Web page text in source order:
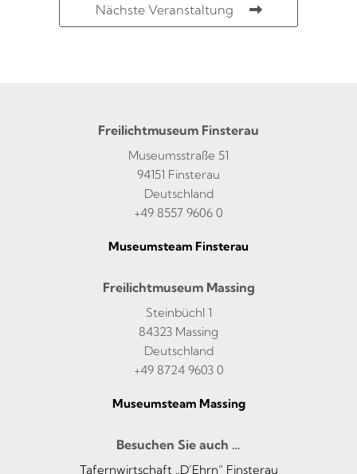
Nächste Veranstaltung
Freilichtmuseum Finsterau
Museumsstraße 51
94151 Finsterau
Deutschland
+49 8557 9606 0
Museumsteam Finsterau
Freilichtmuseum Massing
Steinbüchl 1
84323 Massing
Deutschland
+49 8724 9603 0
Museumsteam Massing
Besuchen Sie auch …
Tafernwirtschaft „D’Ehrn“ Finsterau